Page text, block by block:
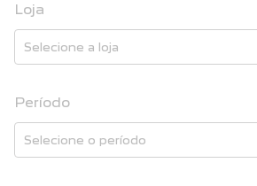
Loja
Período